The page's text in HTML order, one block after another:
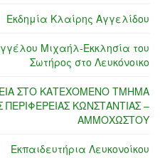
Εκδημία Κλαίρης Αγγελίδου
Μιχαήλ-Εκκλησία του
Σωτήρος στο Λευκόνοικο
ΣΤΟ ΚΑΤΕΧΟΜΕΝΟ ΤΜΗΜΑ
ΚΩΝΣΤΑΝΤΙΑΣ –
ΑΜΜΟΧΩΣΤΟΥ
Εκπαιδευτήρια Λευκονοίκου